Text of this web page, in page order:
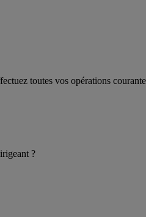
toutes vos opérations
?